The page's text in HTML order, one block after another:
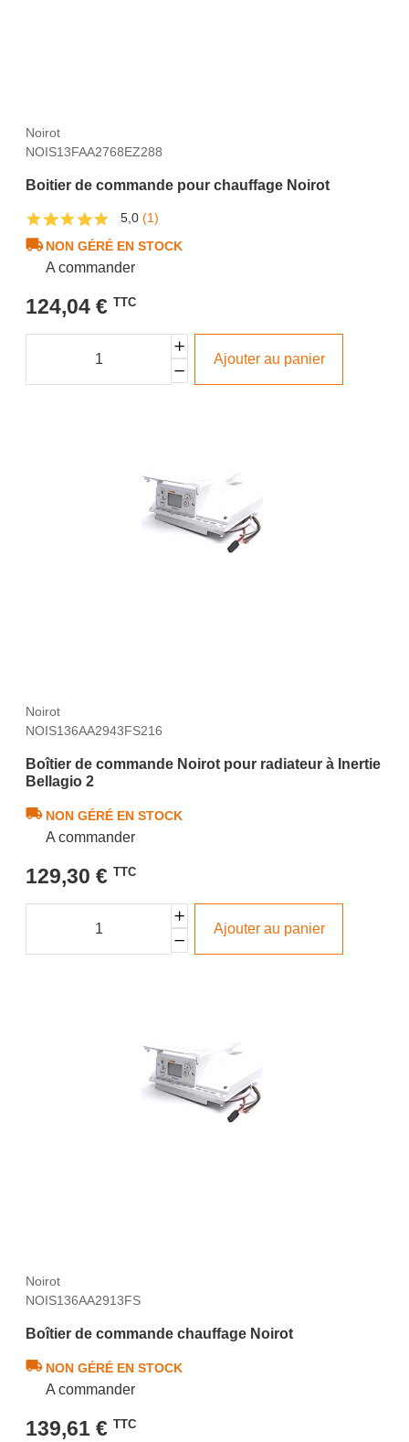
Noirot
NOIS13FAA2768EZ288
Boitier de commande pour chauffage Noirot
5,0 (1)
NON GÉRÉ EN STOCK
A commander
124,04 € TTC
Ajouter au panier
Noirot
NOIS136AA2943FS216
Boîtier de commande Noirot pour radiateur à Inertie
Bellagio 2
NON GÉRÉ EN STOCK
A commander
129,30 € TTC
Ajouter au panier
Noirot
NOIS136AA2913FS
Boîtier de commande chauffage Noirot
NON GÉRÉ EN STOCK
A commander
139,61 € TTC